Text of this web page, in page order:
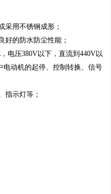
采用不锈钢成形；
好的防水防尘性能；
电压380V以下，直流到440V以
电动机的起停、控制转换、信号
指示灯等；